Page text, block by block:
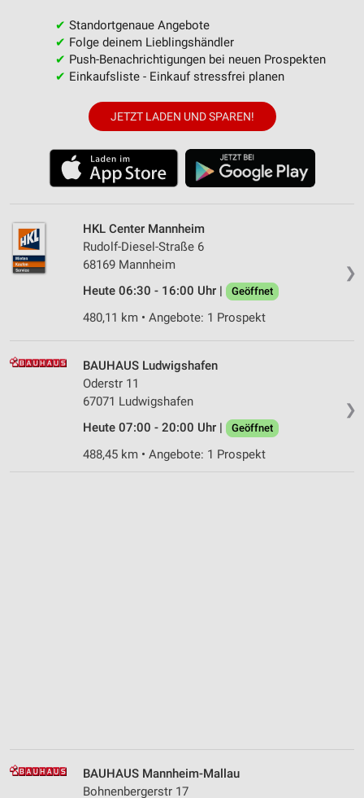
✔ Standortgenaue Angebote
✔ Folge deinem Lieblingshändler
✔ Push-Benachrichtigungen bei neuen Prospekten
✔ Einkaufsliste - Einkauf stressfrei planen
JETZT LADEN UND SPAREN!
❯
HKL Center Mannheim
Rudolf-Diesel-Straße 6
68169 Mannheim
Heute 06:30 - 16:00 Uhr |
Geöffnet
480,11 km • Angebote: 1 Prospekt
❯
BAUHAUS Ludwigshafen
Oderstr 11
67071 Ludwigshafen
Heute 07:00 - 20:00 Uhr |
Geöffnet
488,45 km • Angebote: 1 Prospekt
BAUHAUS Mannheim-Mallau
Bohnenbergerstr 17